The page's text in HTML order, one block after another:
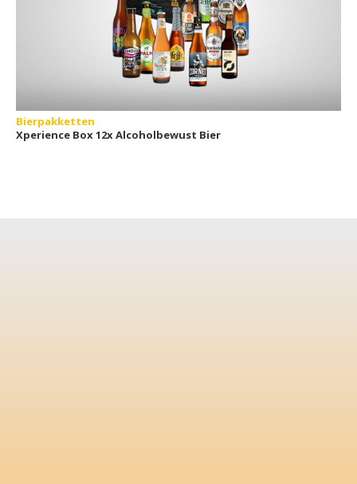
Bierpakketten
Xperience Box 12x Alcoholbewust Bier